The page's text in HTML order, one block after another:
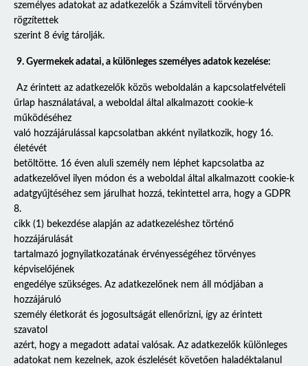
személyes adatokat az adatkezelők a Számviteli törvényben
rögzítettek
szerint 8 évig tárolják.
9. Gyermekek adatai, a különleges személyes adatok kezelése:
Az érintett az adatkezelők közös weboldalán a kapcsolatfelvételi
űrlap használatával, a weboldal által alkalmazott cookie-k
működéséhez
való hozzájárulással kapcsolatban akként nyilatkozik, hogy 16.
életévét
betöltötte. 16 éven aluli személy nem léphet kapcsolatba az
adatkezelővel ilyen módon és a weboldal által alkalmazott cookie-k
adatgyűjtéséhez sem járulhat hozzá, tekintettel arra, hogy a GDPR
8.
cikk (1) bekezdése alapján az adatkezeléshez történő
hozzájárulását
tartalmazó jognyilatkozatának érvényességéhez törvényes
képviselőjének
engedélye szükséges. Az adatkezelőnek nem áll módjában a
hozzájáruló
személy életkorát és jogosultságát ellenőrizni, így az érintett
szavatol
azért, hogy a megadott adatai valósak. Az adatkezelők különleges
adatokat nem kezelnek, azok észlelését követően haladéktalanul